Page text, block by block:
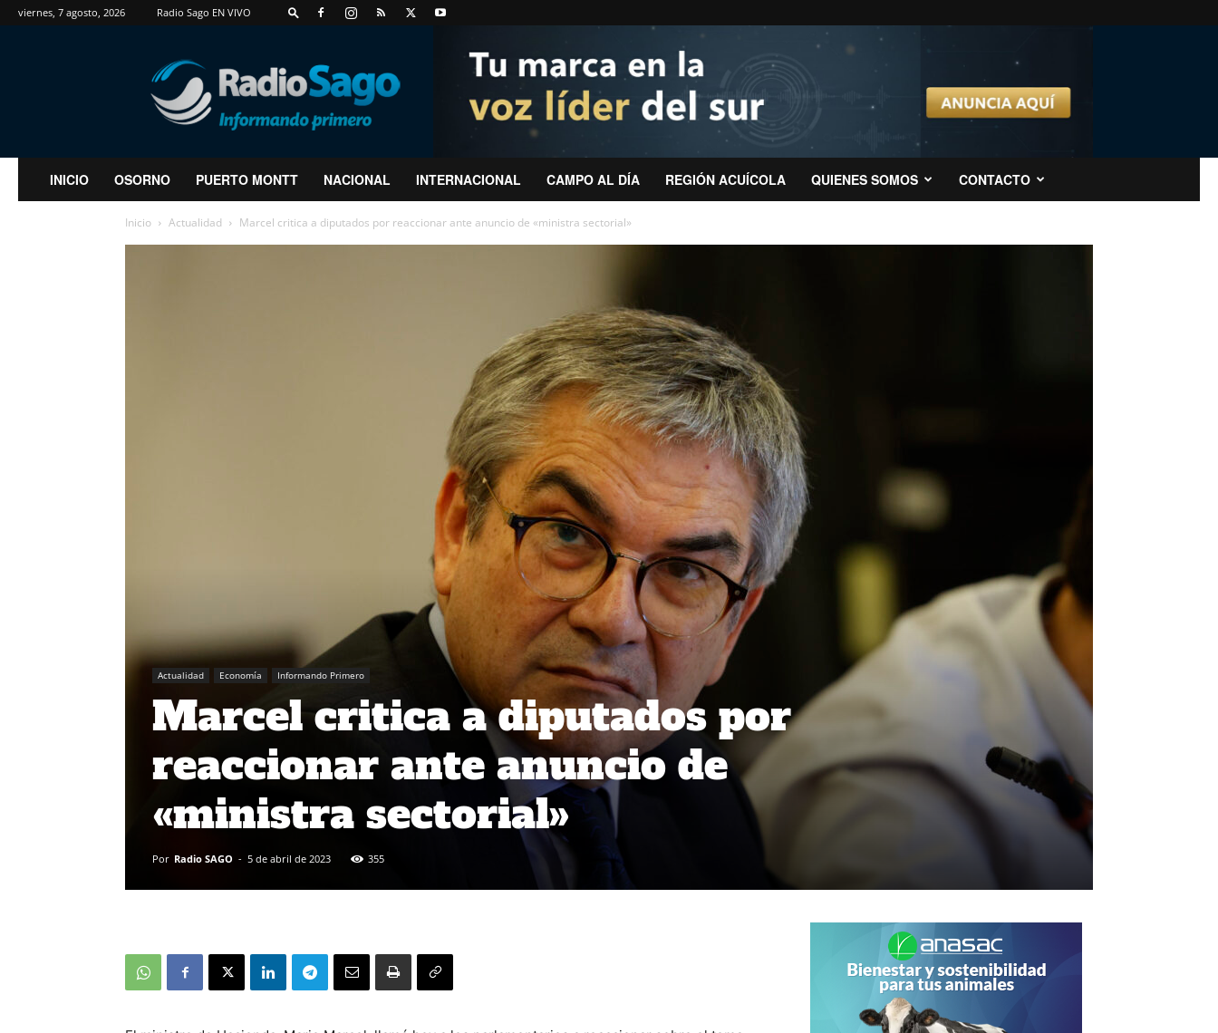
viernes, 7 agosto, 2026 Radio Sago EN VIVO
RadioSago
INICIO OSORNO PUERTO MONTT NACIONAL INTERNACIONAL CAMPO AL DÍA REGIÓN ACUÍCOLA QUIENES SOMOS CONTACTO
Inicio Actualidad Marcel critica a diputados por reaccionar ante anuncio de «ministra sectorial»
Actualidad Economía Informando Primero
Marcel critica a diputados por
reaccionar ante anuncio de
«ministra sectorial»
Por Radio SAGO - 5 de abril de 2023 355